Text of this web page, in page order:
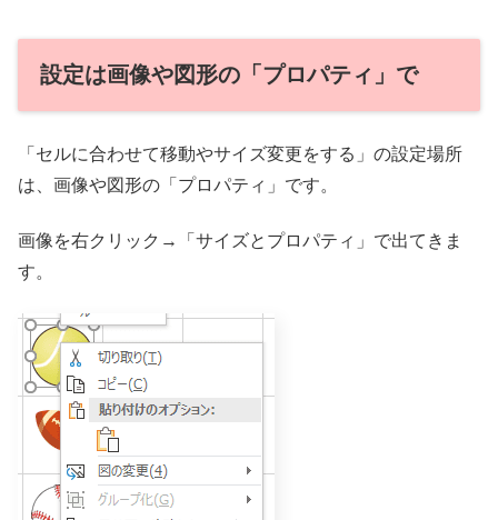
設定は画像や図形の「プロパティ」で
「セルに合わせて移動やサイズ変更をする」の設定場所
は、画像や図形の「プロパティ」です。
画像を右クリック→「サイズとプロパティ」で出てきま
す。